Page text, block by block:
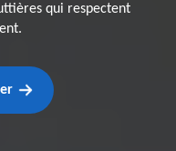
qui respectent